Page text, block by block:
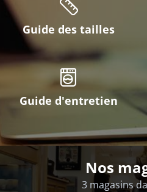
Guide des tailles
Guide d'entretien
Nos
3 magasins